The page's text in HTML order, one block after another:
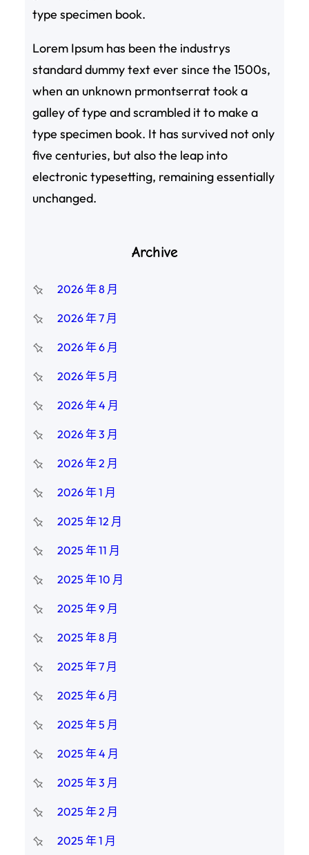
type specimen book.
Lorem Ipsum has been the industrys
standard dummy text ever since the 1500s,
when an unknown prmontserrat took a
galley of type and scrambled it to make a
type specimen book. It has survived not only
five centuries, but also the leap into
electronic typesetting, remaining essentially
unchanged.
Archive
2026 年 8 月
2026 年 7 月
2026 年 6 月
2026 年 5 月
2026 年 4 月
2026 年 3 月
2026 年 2 月
2026 年 1 月
2025 年 12 月
2025 年 11 月
2025 年 10 月
2025 年 9 月
2025 年 8 月
2025 年 7 月
2025 年 6 月
2025 年 5 月
2025 年 4 月
2025 年 3 月
2025 年 2 月
2025 年 1 月